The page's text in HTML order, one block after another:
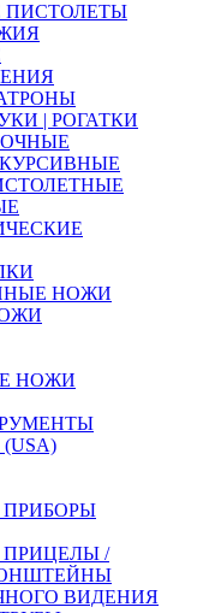
ПИСТОЛЕТЫ
| РОГАТКИ
НОЖИ
НОЖИ
/
ВИДЕНИЯ